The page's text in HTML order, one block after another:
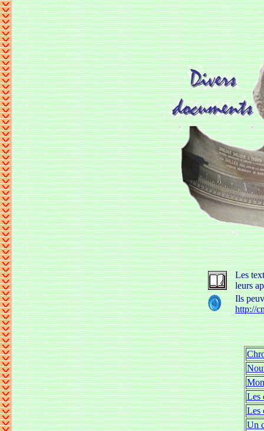
Les
leurs
Ils
http://
Les
Les
Un